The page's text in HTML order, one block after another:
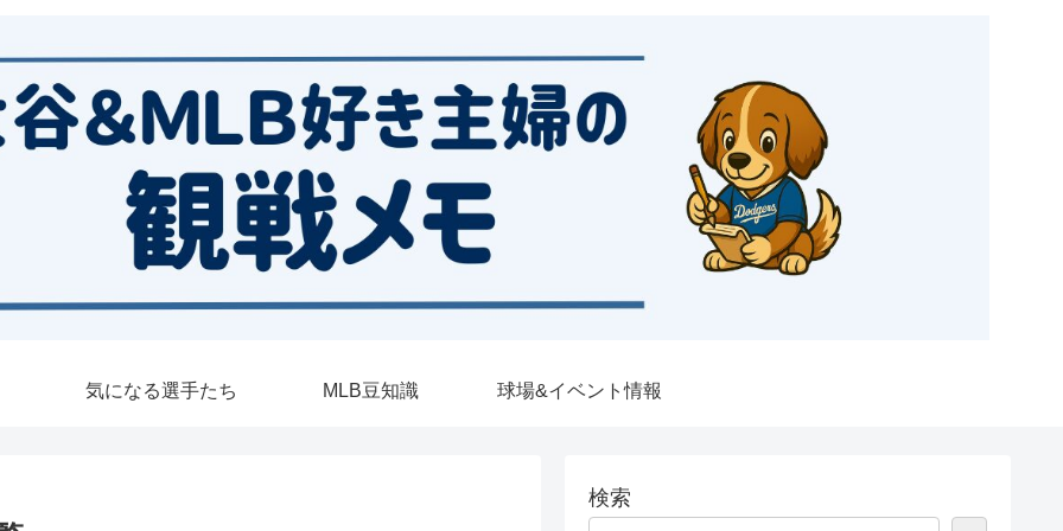
気になる選手たち MLB豆知識 球場&イベント情報
検索